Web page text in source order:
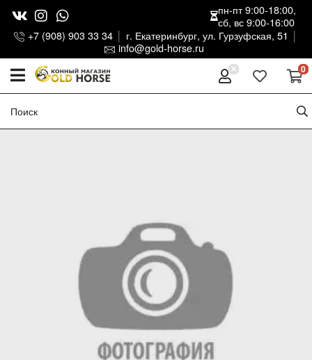
+7 (908) 903 33 34
г. Екатеринбург, ул. Гурзуфская, 51
info@gold-horse.ru
пн-пт 9:00-18:00,
сб, вс 9:00-16:00
0